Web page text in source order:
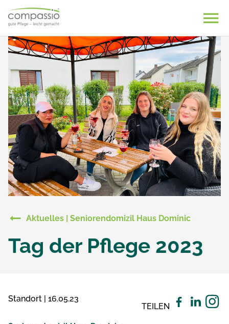
content
Aktuelles | Seniorendomizil Haus Dominic
Tag der Pflege 2023
Standort | 16.05.23
TEILEN